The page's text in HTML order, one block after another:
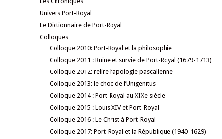
Univers Port-Royal
Le Dictionnaire de Port-Royal
Colloques
Colloque 2010: Port-Royal et la philosophie
Colloque 2011 : Ruine et survie de Port-Royal (1679-1713)
Colloque 2012: relire l’apologie pascalienne
Colloque 2013: le choc de l’Unigenitus
Colloque 2014 : Port-Royal au XIXe siècle
Colloque 2015 : Louis XIV et Port-Royal
Colloque 2016 : Le Christ à Port-Royal
Colloque 2017: Port-Royal et la République (1940-1629)